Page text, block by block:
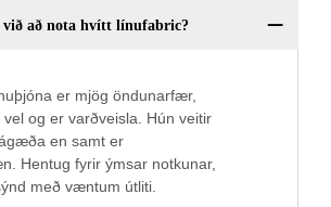
að nota hvítt línufabric?
er mjög öndunarfær,
og er varðveisla. Hún veitir
en samt er
Hentug fyrir ýmsar notkunar,
með væntum útliti.